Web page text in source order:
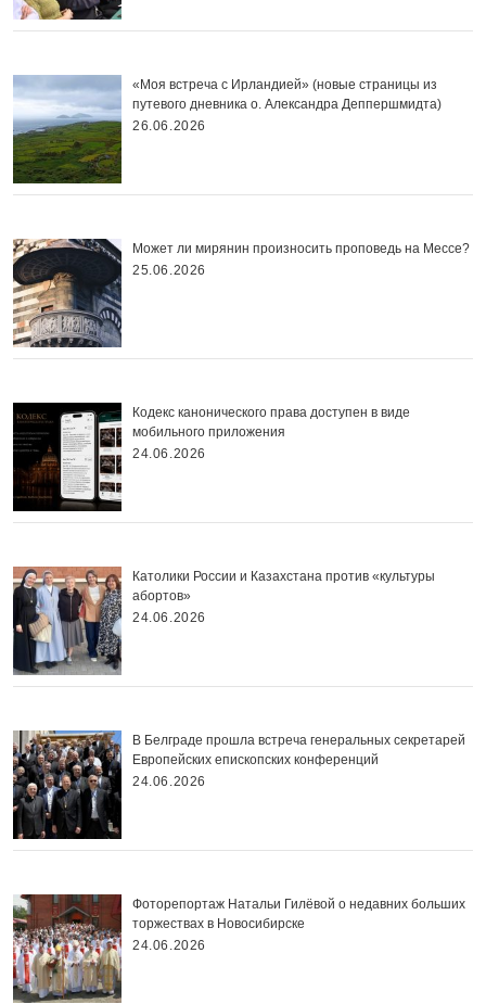
«Моя встреча с Ирландией» (новые страницы из
путевого дневника о. Александра Деппершмидта)
26.06.2026
Может ли мирянин произносить проповедь на Мессе?
25.06.2026
Кодекс канонического права доступен в виде
мобильного приложения
24.06.2026
Католики России и Казахстана против «культуры
абортов»
24.06.2026
В Белграде прошла встреча генеральных секретарей
Европейских епископских конференций
24.06.2026
Фоторепортаж Натальи Гилёвой о недавних больших
торжествах в Новосибирске
24.06.2026